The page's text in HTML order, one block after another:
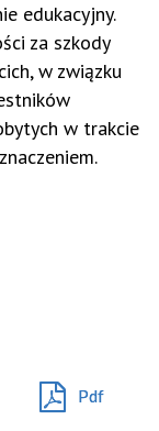
edukacyjny.
za szkody
w związku
w trakcie
Pdf